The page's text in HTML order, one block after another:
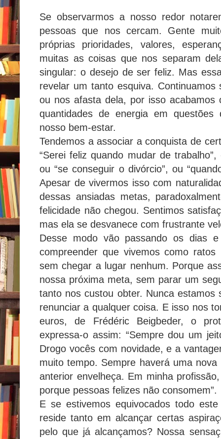
Se observarmos a nosso redor
pessoas que nos cercam. Gente
próprias prioridades, valores,
muitas as coisas que nos separam
singular: o desejo de ser feliz. Mas
revelar um tanto esquiva.
ou nos afasta dela, por isso acabamos
quantidades de energia em
nosso bem-estar.
Tendemos a associar a conquista de
“Serei feliz quando mudar de
ou “se conseguir o divórcio”, ou
Apesar de vivermos isso com
dessas ansiadas metas,
felicidade não chegou. Sentimos
mas ela se desvanece com frustrante
Desse modo vão passando os dias
compreender que vivemos como
sem chegar a lugar nenhum. Porque
nossa próxima meta, sem parar um
tanto nos custou obter. Nunca estamos
renunciar a qualquer coisa. E isso nos
euros, de Frédéric Beigbeder, o
expressa-o assim: “Sempre dou um
Drogo vocês com novidade, e a
muito tempo. Sempre haverá uma
anterior envelheça. Em minha
porque pessoas felizes não consomem”.
E se estivemos equivocados todo
reside tanto em alcançar certas
pelo que já alcançamos? Nossa